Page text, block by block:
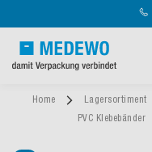
Home Lagersortiment
PVC Klebebänder